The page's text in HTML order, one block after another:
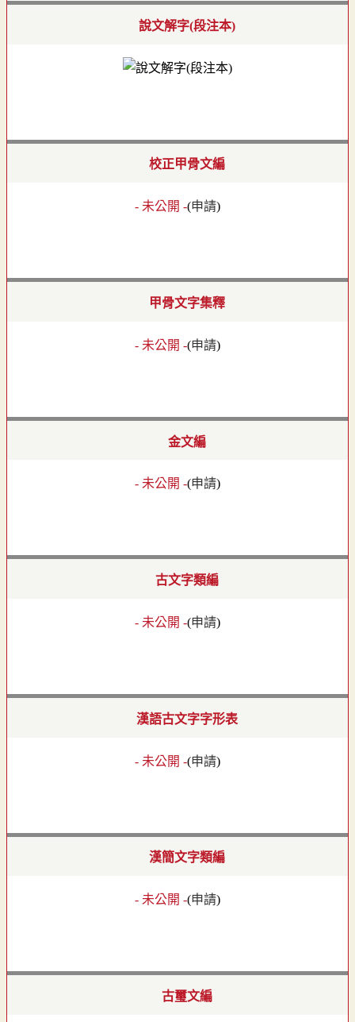
說文解字(段注本)
校正甲骨文編
- 未公開 -(申請)
甲骨文字集釋
- 未公開 -(申請)
金文編
- 未公開 -(申請)
古文字類編
- 未公開 -(申請)
漢語古文字字形表
- 未公開 -(申請)
漢簡文字類編
- 未公開 -(申請)
古璽文編